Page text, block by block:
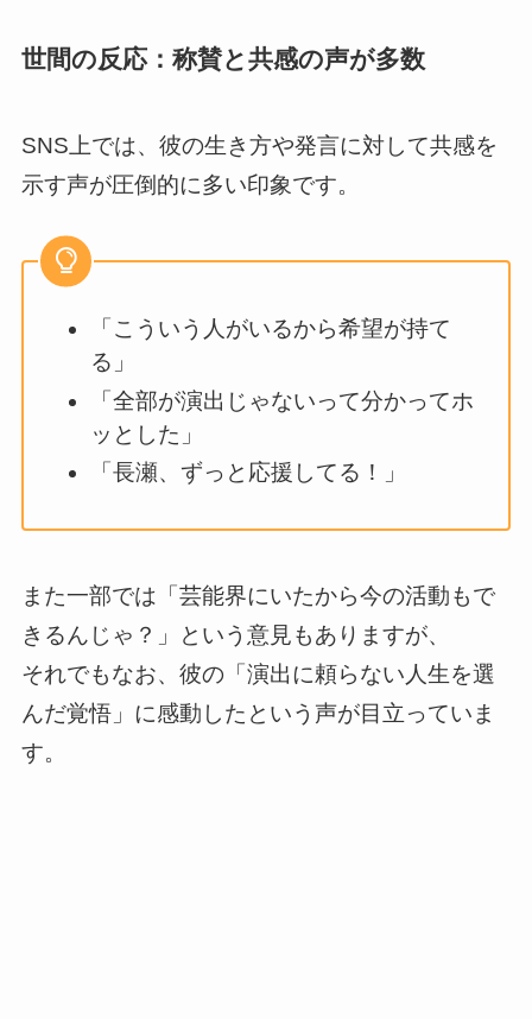
世間の反応：称賛と共感の声が多数
SNS上では、彼の生き方や発言に対して共感を
示す声が圧倒的に多い印象です。
「こういう人がいるから希望が持て
る」
「全部が演出じゃないって分かってホ
ッとした」
「長瀬、ずっと応援してる！」
また一部では「芸能界にいたから今の活動もで
きるんじゃ？」という意見もありますが、
それでもなお、彼の「演出に頼らない人生を選
んだ覚悟」に感動したという声が目立っていま
す。